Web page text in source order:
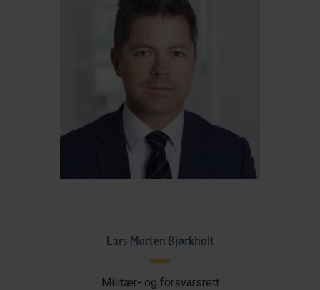
Lars Morten Bjørkholt
Militær- og forsvarsrett